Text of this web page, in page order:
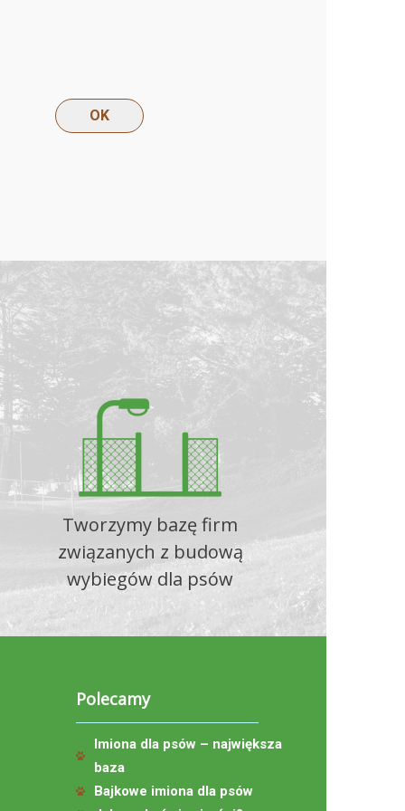
Tworzymy bazę firm
związanych z budową
wybiegów dla psów
Polecamy
Imiona dla psów – największa
baza
Bajkowe imiona dla psów